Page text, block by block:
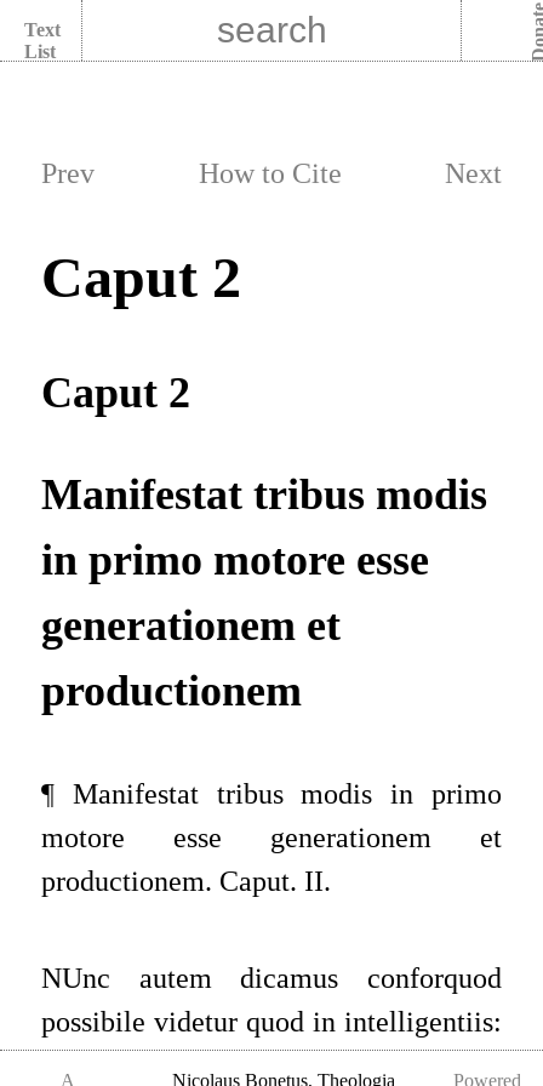
Text
List
Prev How to Cite Next
Caput 2
Caput 2
Manifestat tribus modis
in primo motore esse
generationem et
productionem
¶ Manifestat tribus modis in primo
motore esse generationem et
productionem. Caput. II.
NUnc autem dicamus conforquod
possibile videtur quod in intelligentiis:
A Nicolaus Bonetus, Theologia Powered